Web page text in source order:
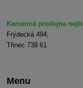
Kamenná prodejna
Frýdecká 494,
Třinec 739 61
Menu